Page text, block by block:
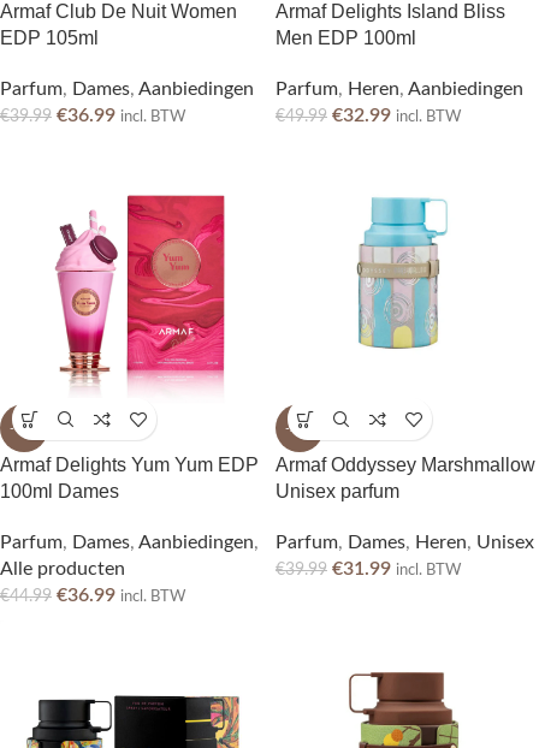
Armaf Club De Nuit Women
EDP 105ml
Parfum, Dames, Aanbiedingen
€39.99 €36.99 incl. BTW
Armaf Delights Island Bliss
Men EDP 100ml
Parfum, Heren, Aanbiedingen
€49.99 €32.99 incl. BTW
-18%
Armaf Delights Yum Yum EDP
100ml Dames
Parfum, Dames, Aanbiedingen,
Alle producten
€44.99 €36.99 incl. BTW
-20%
Armaf Oddyssey Marshmallow
Unisex parfum
Parfum, Dames, Heren, Unisex
€39.99 €31.99 incl. BTW